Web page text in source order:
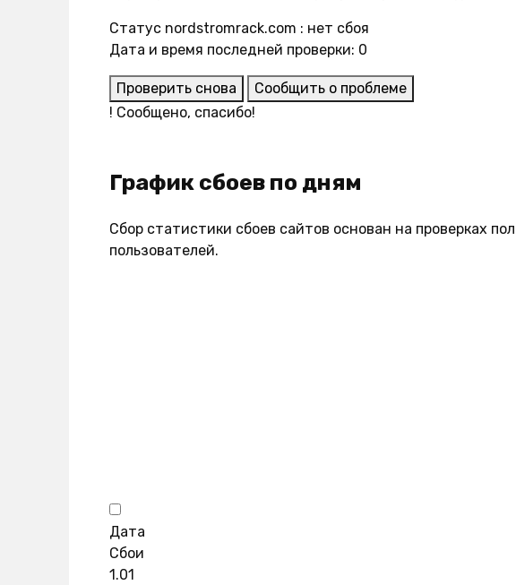
Статус nordstromrack.com : нет сбоя
Дата и время последней проверки: 0
Проверить снова
Сообщить о проблеме
! Сообщено, спасибо!
График сбоев по дням
Сбор статистики сбоев сайтов основан на проверках
пользователей.
Дата
Сбои
1.01